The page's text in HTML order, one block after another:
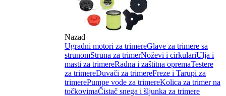
Nazad
Ugradni motori za trimereGlave za trimere sa
strunomStruna za trimerNoževi i cirkulariUlja i
masti za trimereRadna i zaštitna opremaTestere
za trimereDuvači za trimereFreze i Tarupi za
trimerePumpe vode za trimereKolica za trimer na
točkovimaČistač snega i šljunka za trimere